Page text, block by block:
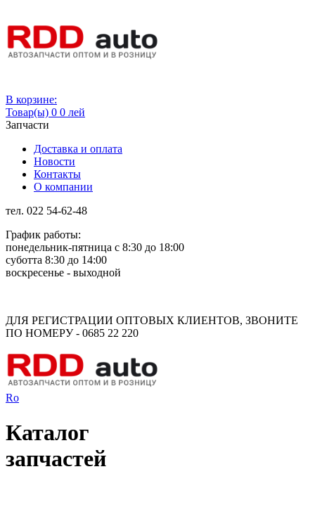
В корзине:
Товар(ы) 0 0 лей
Запчасти
Доставка и оплата
Новости
Контакты
О компании
тел. 022 54-62-48
График работы:
понедельник-пятница с 8:30 до 18:00
суботта 8:30 до 14:00
воскресенье - выходной
ДЛЯ РЕГИСТРАЦИИ ОПТОВЫХ КЛИЕНТОВ, ЗВОНИТЕ
ПО НОМЕРУ - 0685 22 220
Ro
Каталог
запчастей